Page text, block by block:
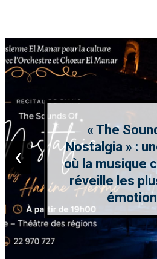
« The
Nostalgia » :
où la musique
réveille les
‹